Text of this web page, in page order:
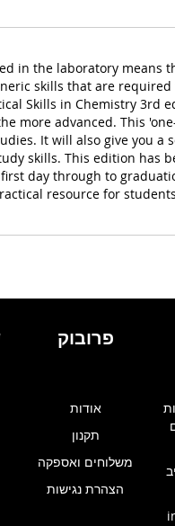
in the laboratory means
skills that are
Skills in Chemistry 3rd
more advanced. This
It will also give you
skills. This edition has
day through to
resource for
פרובוק
אודות
תקנון
משלוחים ואספקה
הצהרת נגישות